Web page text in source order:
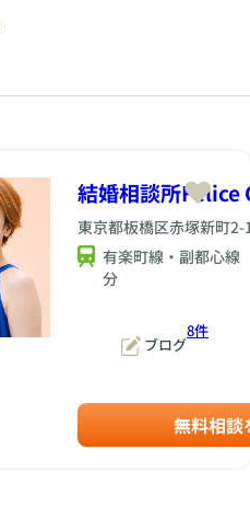
結婚相談所Felice
東京都板橋区赤塚新町
有楽町線・副都心線
分
ブログ
8件
無料相談